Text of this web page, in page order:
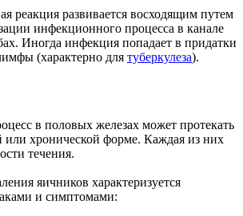
реакция развивается восходящим путем
инфекционного процесса в канале
Иногда инфекция попадает в придатки
(характерно для туберкулеза).
в половых железах может протекать
или хронической форме. Каждая из них
течения.
яичников характеризуется
и симптомами: